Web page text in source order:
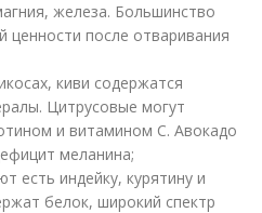
железа. Большинство
ценности после отваривания
киви содержатся
Цитрусовые могут
и витамином С. Авокадо
меланина;
есть индейку, курятину и
белок, широкий спектр